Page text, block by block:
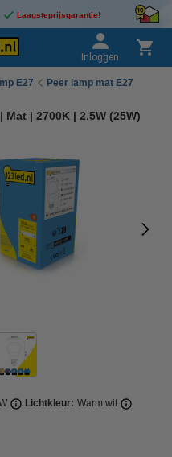
Laagsteprijsgarantie!
Inloggen
E27 Peer lamp mat E27
Mat | 2700K | 2.5W (25W)
Lichtkleur: Warm wit